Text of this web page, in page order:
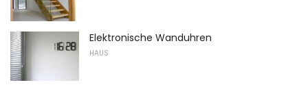
Elektronische Wanduhren
HAUS